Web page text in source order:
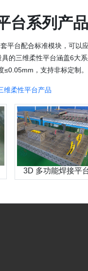
台系列产品
台配合标准模块，可以
的三维柔性平台涵盖6大
，支持非标定制
维柔性平台产品
3D 多功能焊接平